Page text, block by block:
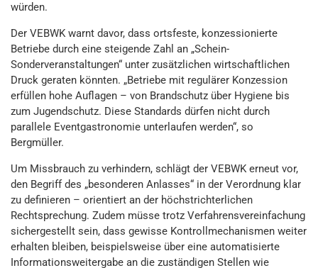
würden.
Der VEBWK warnt davor, dass ortsfeste, konzessionierte
Betriebe durch eine steigende Zahl an „Schein-
Sonderveranstaltungen“ unter zusätzlichen wirtschaftlichen
Druck geraten könnten. „Betriebe mit regulärer Konzession
erfüllen hohe Auflagen – von Brandschutz über Hygiene bis
zum Jugendschutz. Diese Standards dürfen nicht durch
parallele Eventgastronomie unterlaufen werden“, so
Bergmüller.
Um Missbrauch zu verhindern, schlägt der VEBWK erneut vor,
den Begriff des „besonderen Anlasses“ in der Verordnung klar
zu definieren – orientiert an der höchstrichterlichen
Rechtsprechung. Zudem müsse trotz Verfahrensvereinfachung
sichergestellt sein, dass gewisse Kontrollmechanismen weiter
erhalten bleiben, beispielsweise über eine automatisierte
Informationsweitergabe an die zuständigen Stellen wie